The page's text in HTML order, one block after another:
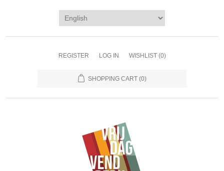
REGISTER LOG IN WISHLIST (0)
SHOPPING CART (0)